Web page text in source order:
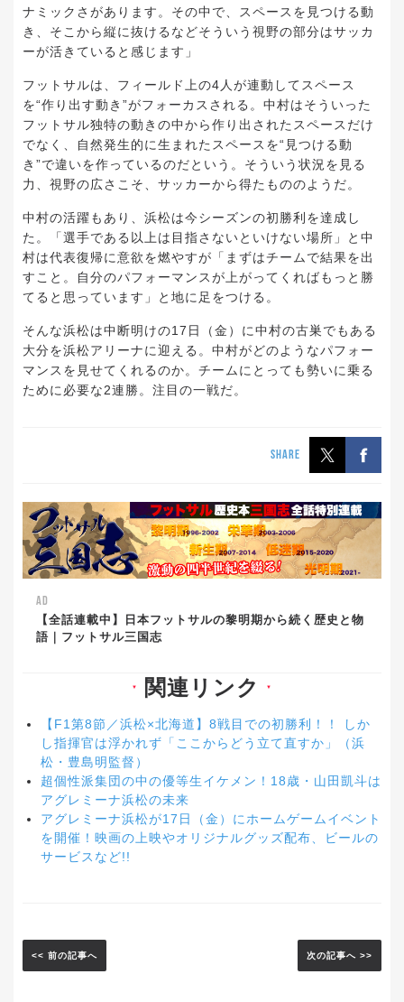
ナミックさがあります。その中で、スペースを見つける動
き、そこから縦に抜けるなどそういう視野の部分はサッカ
ーが活きていると感じます」
フットサルは、フィールド上の4人が連動してスペース
を“作り出す動き”がフォーカスされる。中村はそういった
フットサル独特の動きの中から作り出されたスペースだけ
でなく、自然発生的に生まれたスペースを“見つける動
き”で違いを作っているのだという。そういう状況を見る
力、視野の広さこそ、サッカーから得たもののようだ。
中村の活躍もあり、浜松は今シーズンの初勝利を達成し
た。「選手である以上は目指さないといけない場所」と中
村は代表復帰に意欲を燃やすが「まずはチームで結果を出
すこと。自分のパフォーマンスが上がってくればもっと勝
てると思っています」と地に足をつける。
そんな浜松は中断明けの17日（金）に中村の古巣でもある
大分を浜松アリーナに迎える。中村がどのようなパフォー
マンスを見せてくれるのか。チームにとっても勢いに乗る
ために必要な2連勝。注目の一戦だ。
SHARE
AD
【全話連載中】日本フットサルの黎明期から続く歴史と物
語｜フットサル三国志
▼ 関連リンク ▼
【F1第8節／浜松×北海道】8戦目での初勝利！！ しか
し指揮官は浮かれず「ここからどう立て直すか」（浜
松・豊島明監督）
超個性派集団の中の優等生イケメン！18歳・山田凱斗は
アグレミーナ浜松の未来
アグレミーナ浜松が17日（金）にホームゲームイベント
を開催！映画の上映やオリジナルグッズ配布、ビールの
サービスなど!!
<< 前の記事へ 次の記事へ >>